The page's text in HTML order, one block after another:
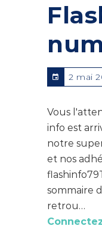
2 mai
Vous
info est
notre
et nos
sommaire
retrou…